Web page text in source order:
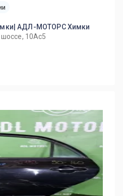
АДЛ-МОТОРС Химки
10Ас5